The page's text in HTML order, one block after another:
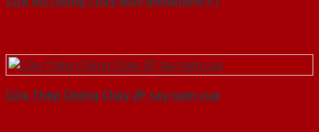
Cửa Thép Chống Cháy 2P tay nam cua